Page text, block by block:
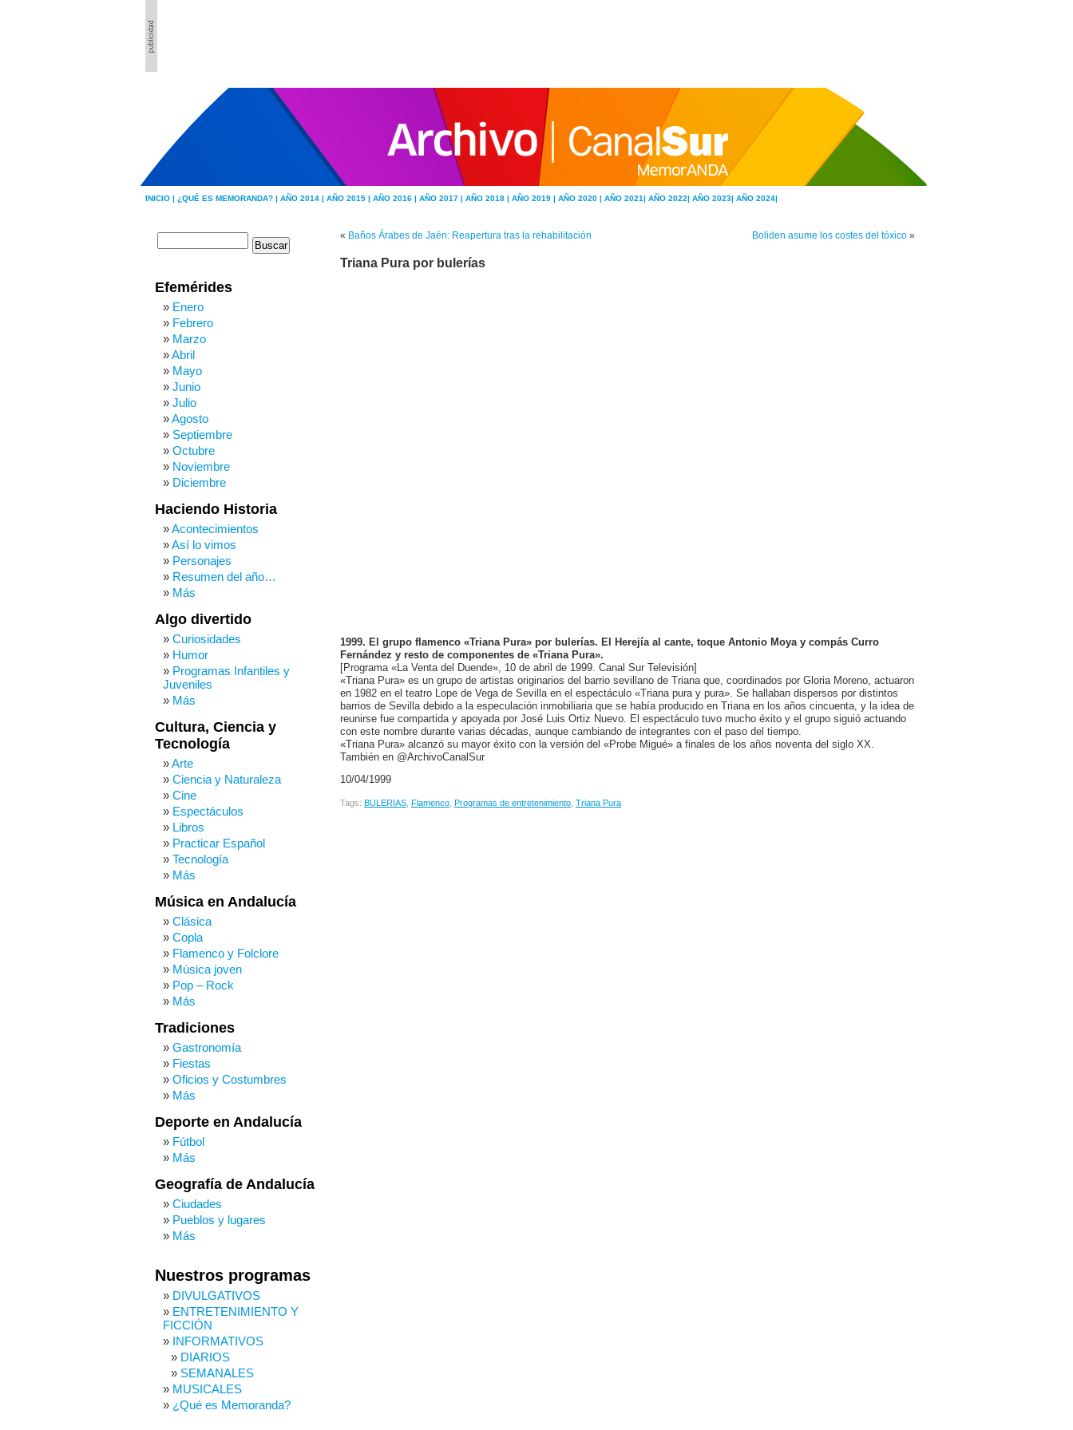
INICIO | ¿QUÉ ES MEMORANDA? | AÑO 2014 | AÑO 2015 | AÑO 2016 | AÑO 2017 | AÑO 2018 | AÑO 2019 | AÑO 2020 | AÑO 2021| AÑO 2022| AÑO 2023| AÑO 2024|
« Baños Árabes de Jaén: Reapertura tras la rehabilitación Boliden asume los costes del tóxico »
Triana Pura por bulerías
1999. El grupo flamenco «Triana Pura» por bulerías. El Herejía al cante, toque Antonio Moya y compás Curro
Fernández y resto de componentes de «Triana Pura».
[Programa «La Venta del Duende», 10 de abril de 1999. Canal Sur Televisión]
«Triana Pura» es un grupo de artistas originarios del barrio sevillano de Triana que, coordinados por Gloria Moreno, actuaron
en 1982 en el teatro Lope de Vega de Sevilla en el espectáculo «Triana pura y pura». Se hallaban dispersos por distintos
barrios de Sevilla debido a la especulación inmobiliaria que se había producido en Triana en los años cincuenta, y la idea de
reunirse fue compartida y apoyada por José Luis Ortiz Nuevo. El espectáculo tuvo mucho éxito y el grupo siguió actuando
con este nombre durante varias décadas, aunque cambiando de integrantes con el paso del tiempo.
«Triana Pura» alcanzó su mayor éxito con la versión del «Probe Migué» a finales de los años noventa del siglo XX.
También en @ArchivoCanalSur
10/04/1999
Tags: BULERIAS Flamenco Programas de entretenimiento Triana Pura
Efemérides
Enero
Febrero
Marzo
Abril
Mayo
Junio
Julio
Agosto
Septiembre
Octubre
Noviembre
Diciembre
Haciendo Historia
Acontecimientos
Así lo vimos
Personajes
Resumen del año…
Más
Algo divertido
Curiosidades
Humor
Programas Infantiles y
Juveniles
Más
Cultura, Ciencia y
Tecnología
Arte
Ciencia y Naturaleza
Cine
Espectáculos
Libros
Practicar Español
Tecnología
Más
Música en Andalucía
Clásica
Copla
Flamenco y Folclore
Música joven
Pop – Rock
Más
Tradiciones
Gastronomía
Fiestas
Oficios y Costumbres
Más
Deporte en Andalucía
Fútbol
Más
Geografía de Andalucía
Ciudades
Pueblos y lugares
Más
Nuestros programas
DIVULGATIVOS
ENTRETENIMIENTO Y
FICCIÓN
INFORMATIVOS
DIARIOS
SEMANALES
MUSICALES
¿Qué es Memoranda?